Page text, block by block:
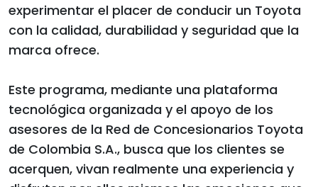
experimentar el placer de conducir un Toyota
con la calidad, durabilidad y seguridad que la
marca ofrece.
Este programa, mediante una plataforma
tecnológica organizada y el apoyo de los
asesores de la Red de Concesionarios Toyota
de Colombia S.A., busca que los clientes se
acerquen, vivan realmente una experiencia y